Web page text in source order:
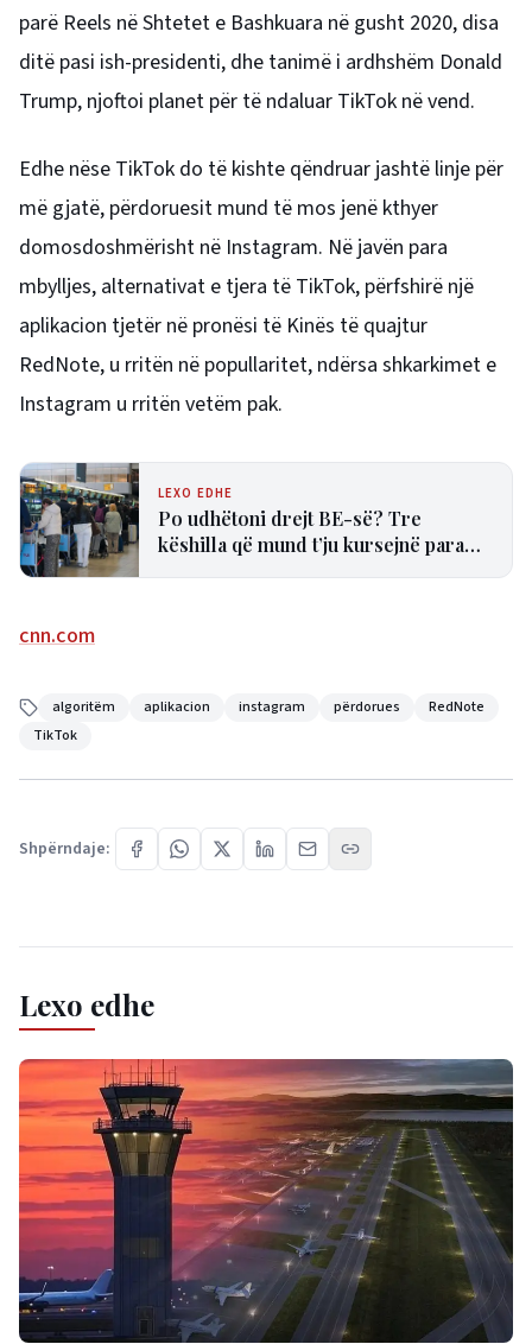
parë Reels në Shtetet e Bashkuara në gusht 2020, disa
ditë pasi ish-presidenti, dhe tanimë i ardhshëm Donald
Trump, njoftoi planet për të ndaluar TikTok në vend.
Edhe nëse TikTok do të kishte qëndruar jashtë linje për
më gjatë, përdoruesit mund të mos jenë kthyer
domosdoshmërisht në Instagram. Në javën para
mbylljes, alternativat e tjera të TikTok, përfshirë një
aplikacion tjetër në pronësi të Kinës të quajtur
RedNote, u rritën në popullaritet, ndërsa shkarkimet e
Instagram u rritën vetëm pak.
LEXO EDHE
Po udhëtoni drejt BE-së? Tre
këshilla që mund t’ju kursejnë para
cnn.com
algoritëm aplikacion instagram përdorues
RedNote
TikTok
Shpërndaje:
Lexo edhe